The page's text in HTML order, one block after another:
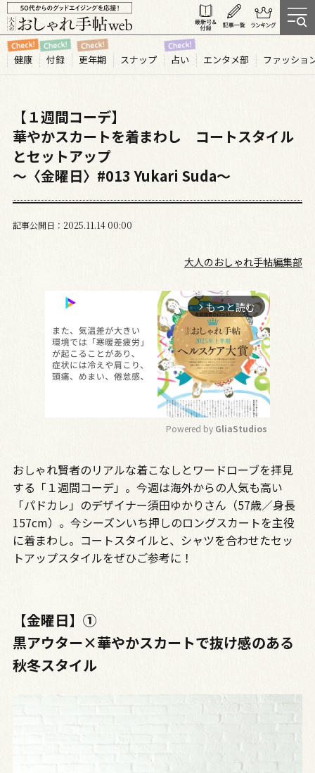
健康 付録 更年期 スナップ 占い エンタメ部 ファッショ
【１週間コーデ】
華やかスカートを着まわし コートスタイル
とセットアップ
～〈金曜日〉#013 Yukari Suda～
記事公開日 2025.11 1400:00
大人のおしゃれ手帖編集部
arrow_forward_ios もっと読む
u
t
Powered by GliaStudios
おしゃれ賢者のリアルな着こなしとワードローブを拝見
する「１週間コーデ」。今週は海外からの人気も高い
「パドカレ」のデザイナー須田ゆかりさん（57歳／身長
157cm）。今シーズンいち押しのロングスカートを主役
に着まわし。コートスタイルと、シャツを合わせたセッ
トアップスタイルをぜひご参考に！
【金曜日】➀
黒アウター×華やかスカートで抜け感のある
秋冬スタイル